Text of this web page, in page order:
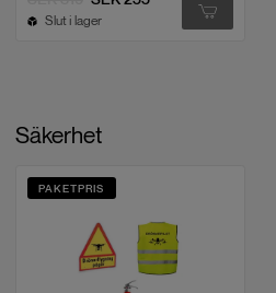
Slut i lager
Säkerhet
PAKETPRIS